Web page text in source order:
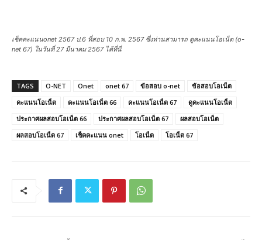
เช็คคะแนนonet 2567 ป.6 ที่สอบ 10 ก.พ. 2567 ซึ่งท่านสามารถ ดูคะแนนโอเน็ต (o-
net 67) ในวันที่ 27 มีนาคม 2567 ได้ที่นี่
TAGS O-NET Onet onet 67 ข้อสอบ o-net
ข้อสอบโอเน็ต
คะแนนโอเน็ต
คะแนนโอเน็ต 66 คะแนนโอเน็ต 67
ดูคะแนนโอเน็ต
ประกาศผลสอบโอเน็ต 66
ประกาศผลสอบโอเน็ต 67
ผลสอบโอเน็ต
ผลสอบโอเน็ต 67
เช็คคะแนน onet โอเน็ต โอเน็ต 67